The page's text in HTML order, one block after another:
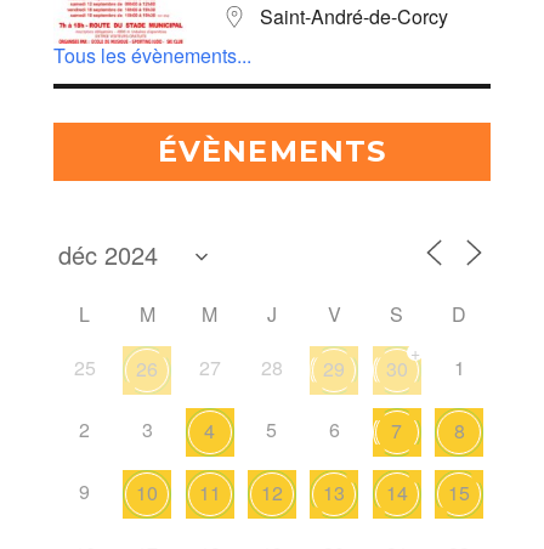
Saint-André-de-Corcy
Tous les évènements...
ÉVÈNEMENTS
L M M J V S
D
25
26 27 28 29 30
+
1
2 3 4 5 6 7 8
9 10 11 12 13 14 15